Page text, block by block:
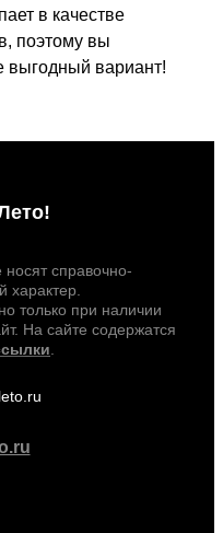
в качестве
поэтому вы
выгодный вариант!
справочно-
только при наличии
На сайте содержатся